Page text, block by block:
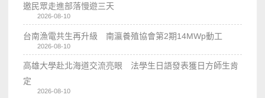
邀民眾走進部落慢遊三天
2026-08-10
台南漁電共生再升級 南瀛養殖協會第2期14MWp動工
2026-08-10
高雄大學赴北海道交流亮眼 法學生日語發表獲日方師生肯
定
2026-08-10